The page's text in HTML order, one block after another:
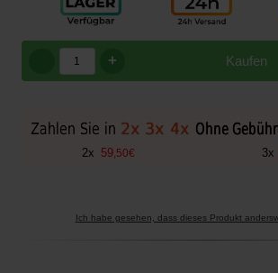
Kaufen
+
2x 59 50€ 3x
Ich habe gesehen, dass dieses Produkt